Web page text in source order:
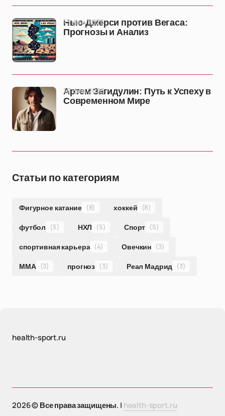
Нью-Джерси против Вегаса:
Прогнозы и Анализ
13 фев 2025
Артем Загидулин: Путь к Успеху в
Современном Мире
10 фев 2025
Статьи по категориям
Фигурное катание (8) хоккей (8)
футбол (5) НХЛ (5) Спорт (5)
спортивная карьера (4) Овечкин (3)
ММА (3) прогноз (3) Реал Мадрид (3)
health-sport.ru
2026 © Все права защищены. | health-sport.ru